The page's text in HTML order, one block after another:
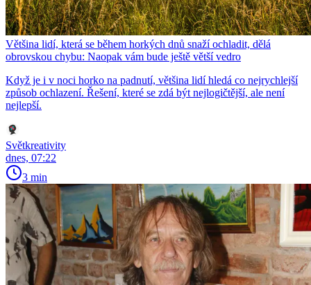
Většina lidí, která se během horkých dnů snaží ochladit, dělá
obrovskou chybu: Naopak vám bude ještě větší vedro
Když je i v noci horko na padnutí, většina lidí hledá co nejrychlejší
způsob ochlazení. Řešení, které se zdá být nejlogičtější, ale není
nejlepší.
Světkreativity
dnes, 07:22
3 min